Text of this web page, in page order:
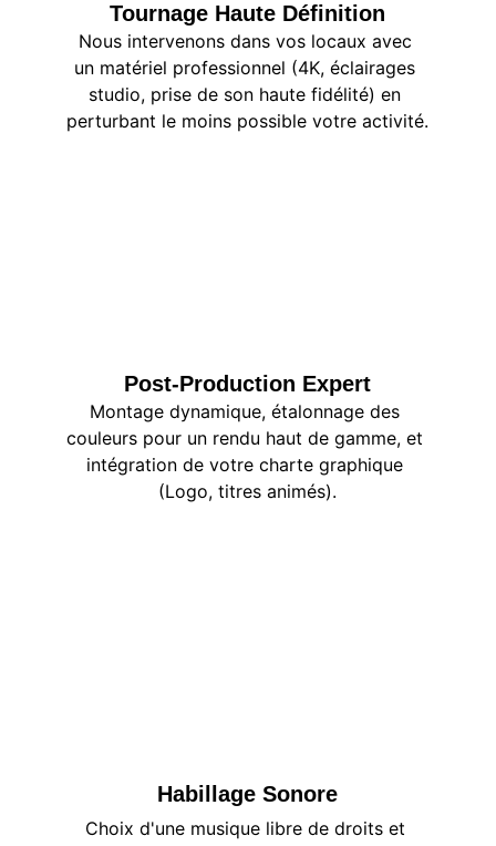
Tournage Haute Définition
Post-Production Expert
Habillage Sonore
Nous intervenons dans vos locaux avec
un matériel professionnel (4K, éclairages
studio, prise de son haute fidélité) en
perturbant le moins possible votre activité.
Montage dynamique, étalonnage des
couleurs pour un rendu haut de gamme, et
intégration de votre charte graphique
(Logo, titres animés).
Choix d'une musique libre de droits et